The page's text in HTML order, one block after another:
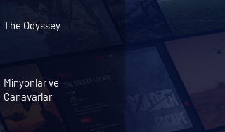
The Odyssey
Minyonlar ve
Canavarlar